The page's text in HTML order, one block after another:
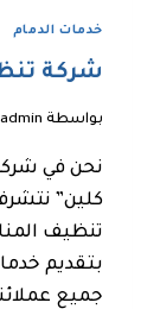
خدمات الدمام
شركة
بواسطة admin
نحن في
كلين”
تنظيف
بتقديم
جميع